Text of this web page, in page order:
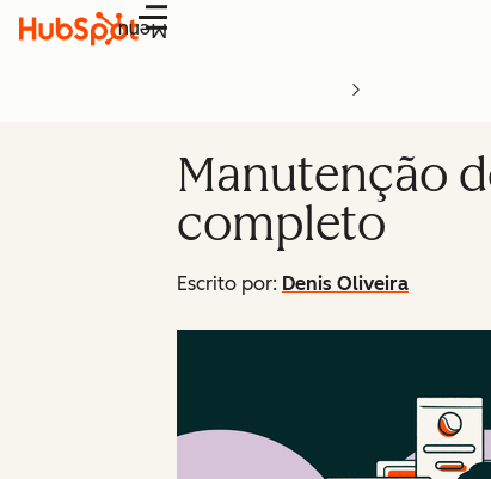
Menu
Manutenção
completo
Escrito por: Denis Oliveira